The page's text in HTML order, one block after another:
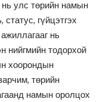
улс төрийн намын
гүйцэтгэх
нь
нийгмийн тодорхой
хоорондын
төрийн
намын оролцох